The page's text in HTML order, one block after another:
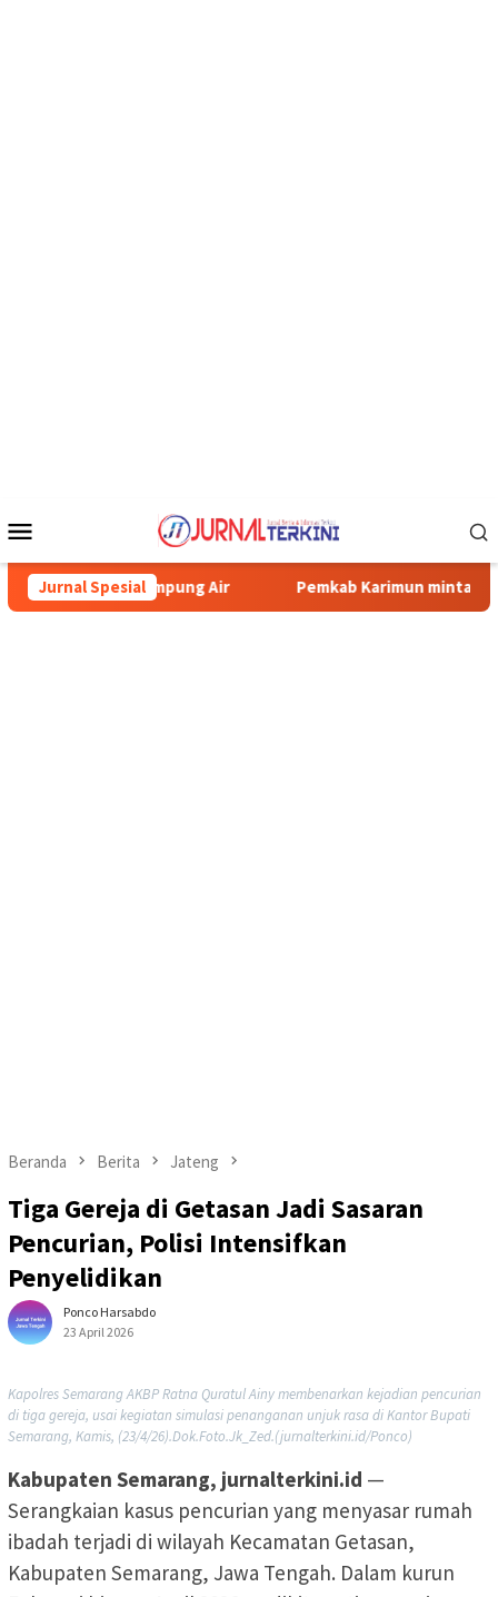
Mobile
Jurnal Spesial
Air Pemkab Karimun minta warga tidak
Beranda Berita Jateng
Tiga Gereja di Getasan Jadi Sasaran
Pencurian, Polisi Intensifkan
Penyelidikan
Ponco Harsabdo
23 April 2026
Kapolres Semarang AKBP Ratna Quratul Ainy membenarkan kejadian pencurian
di tiga gereja, usai kegiatan simulasi penanganan unjuk rasa di Kantor Bupati
Semarang, Kamis, (23/4/26).Dok.Foto.Jk_Zed.(jurnalterkini.id/Ponco)
Kabupaten Semarang, jurnalterkini.id —
Serangkaian kasus pencurian yang menyasar rumah
ibadah terjadi di wilayah Kecamatan Getasan,
Kabupaten Semarang, Jawa Tengah. Dalam kurun